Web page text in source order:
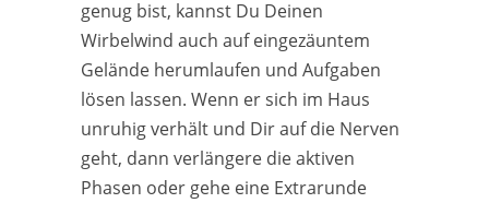
genug bist, kannst Du Deinen
Wirbelwind auch auf eingezäuntem
Gelände herumlaufen und Aufgaben
lösen lassen. Wenn er sich im Haus
unruhig verhält und Dir auf die Nerven
geht, dann verlängere die aktiven
Phasen oder gehe eine Extrarunde